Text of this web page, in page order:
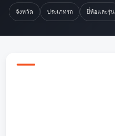
จังหวัด ประเภทรถ ยี่ห้อและรุ่น